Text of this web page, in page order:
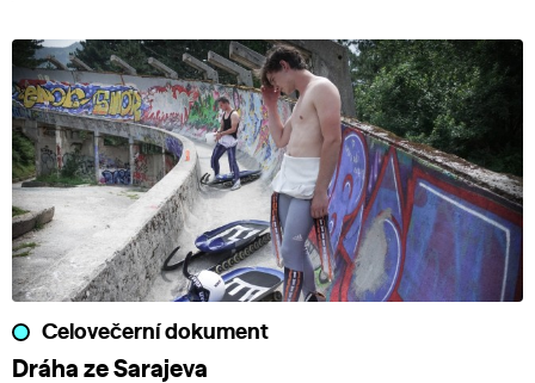
Celovečerní dokument
Dráha ze Sarajeva